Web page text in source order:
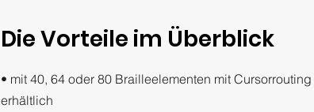
• mit 40, 64 oder 80 Brailleelementen mit Cursorrouting
erhältlich
Die Vorteile im Überblick